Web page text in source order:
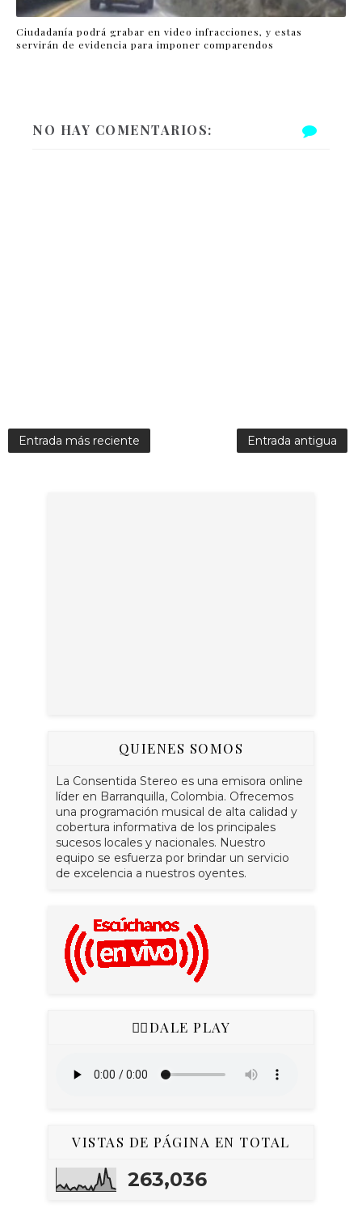
Ciudadanía podrá grabar en video infracciones, y estas
servirán de evidencia para imponer comparendos
NO HAY COMENTARIOS:
Entrada más reciente Entrada antigua
QUIENES SOMOS
La Consentida Stereo es una emisora online
líder en Barranquilla, Colombia. Ofrecemos
una programación musical de alta calidad y
cobertura informativa de los principales
sucesos locales y nacionales. Nuestro
equipo se esfuerza por brindar un servicio
de excelencia a nuestros oyentes.
👇🏻DALE PLAY
VISTAS DE PÁGINA EN TOTAL
263,036